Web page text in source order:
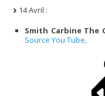
14 Avril :
Smith Carbine The
Source You Tube,